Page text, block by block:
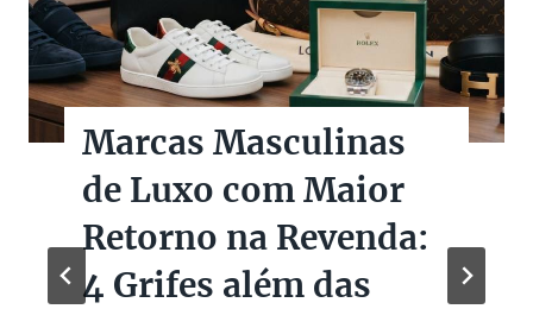
Marcas Masculinas
de Luxo com Maior
Retorno na Revenda:
4 Grifes além das